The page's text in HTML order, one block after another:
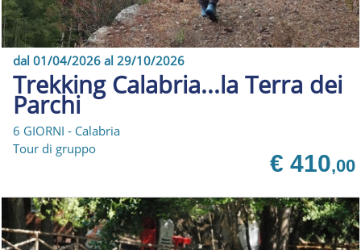
dal 01/04/2026 al 29/10/2026
Trekking Calabria...la Terra dei
Parchi
6 GIORNI - Calabria
Tour di gruppo
€ 410,00